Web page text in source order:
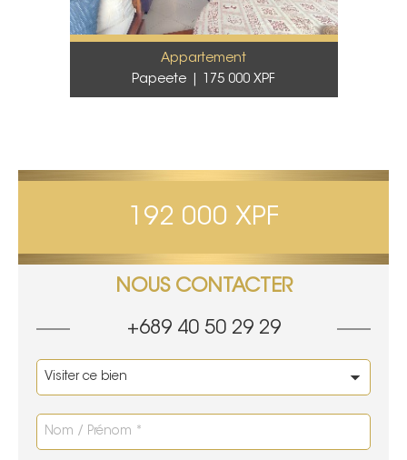
Appartement
Papeete
175 000 XPF
192 000 XPF
NOUS CONTACTER
+689 40 50 29 29